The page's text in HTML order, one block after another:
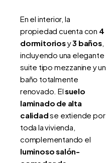
En el interior, la
propiedad cuenta con 4
dormitoriosy3 baños,
incluyendo una elegante
suite tipo mezzanine y un
baño totalmente
renovado. Elsuelo
laminado de alta
calidadse extiende por
toda la vivienda,
complementando el
luminoso salón-